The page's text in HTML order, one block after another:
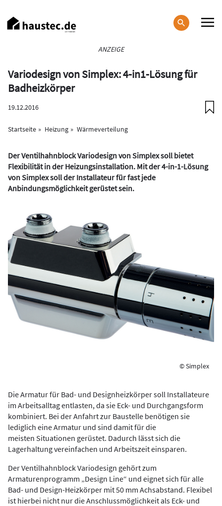
zum
Inhalt
ANZEIGE
Variodesign von Simplex: 4-in1-Lösung für
Badheizkörper
19.12.2016
Startseite Heizung Wärmeverteilung
Der Ventilhahnblock Variodesign von Simplex soll bietet
Flexibilität in der Heizungsinstallation. Mit der 4-in-1-Lösung
von Simplex soll der Installateur für fast jede
Anbindungsmöglichkeit gerüstet sein.
© Simplex
Die Armatur für Bad- und Designheizkörper soll Installateure
im Arbeitsalltag entlasten, da sie Eck- und Durchgangsform
kombiniert. Bei der Anfahrt zur Baustelle benötigen sie
lediglich eine Armatur und sind damit für die
meisten Situationen gerüstet. Dadurch lässt sich die
Lagerhaltung vereinfachen und Arbeitszeit einsparen.
Der Ventilhahnblock Variodesign gehört zum
Armaturenprogramm „Design Line“ und eignet sich für alle
Bad- und Design-Heizkörper mit 50 mm Achsabstand. Flexibel
ist hierbei nicht nur die Anschlussmöglichkeit als Eck- und